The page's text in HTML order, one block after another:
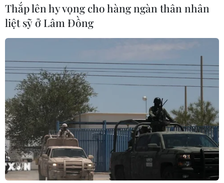
Tổng Biên tập: TRẦN TIẾN DUẨN
Phó Tổng Biên tập: NGUYỄN THỊ TÁM, KHÚC THANH
THỦY
Sở hữu trí tuệ
Quy định sử dụng
RSS
Hỗ trợ
Ngôn ngữ
Thắp lên hy vọng cho hàng ngàn thân nhân
liệt sỹ ở Lâm Đồng